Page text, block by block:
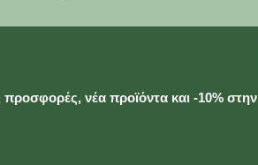
νέα προϊόντα και -10% στην